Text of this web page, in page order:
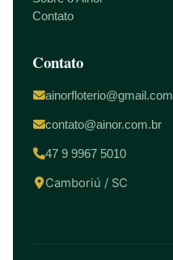
Contato
Contato
ainorfloterio@gmail.com
contato@ainor.com.br
47 9 9967 5010
Camboriú / SC